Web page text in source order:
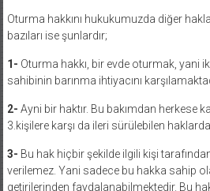
Oturma hakkını hukukumuzda diğer
bazıları ise şunlardır;
1- Oturma hakkı, bir evde oturmak, yani
sahibinin barınma ihtiyacını
2- Ayni bir haktır. Bu bakımdan herkese
3.kişilere karşı da ileri sürülebilen
3- Bu hak hiçbir şekilde ilgili kişi
verilemez. Yani sadece bu hakka sahip
getirilerinden faydalanabilmektedir. Bu